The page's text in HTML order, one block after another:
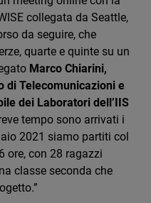
collegata da Seattle,
da seguire, che
quarte e quinte su un
Marco Chiarini,
di Telecomunicazioni e
dei Laboratori dell’IIS
tempo sono arrivati i
2021 siamo partiti col
ore, con 28 ragazzi
classe seconda che